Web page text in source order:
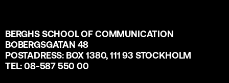
BERGHS SCHOOL OF COMMUNICATION
BOBERGSGATAN 48
POSTADRESS: BOX 1380, 111 93 STOCKHOLM
TEL: 08-587 550 00